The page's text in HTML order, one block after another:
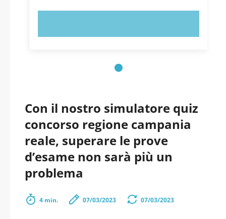
Con il nostro simulatore quiz
concorso regione campania
reale, superare le prove
d’esame non sarà più un
problema
4 min. 07/03/2023 07/03/2023